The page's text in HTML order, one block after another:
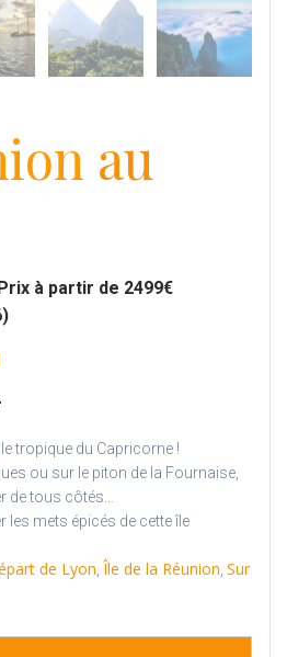
au
à partir de 2499€
le tropique du Capricorne !
ou sur le piton de la Fournaise,
de tous côtés…
les mets épicés de cette île
de Lyon Île de la Réunion Sur